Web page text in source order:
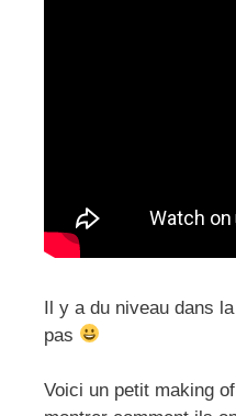
Il y a du niveau dans
pas
Voici un petit making